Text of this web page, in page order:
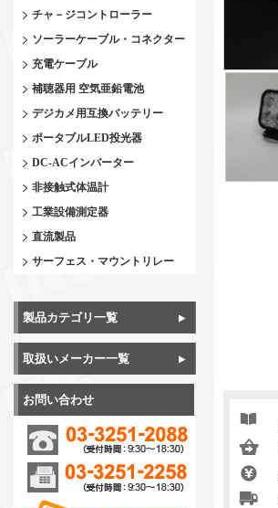
チャ－ジコントローラー
ソーラーケーブル・コネクター
充電ケーブル
補聴器用 空気亜鉛電池
デジカメ用互換バッテリー
ポータブルLED投光器
DC-ACインバーター
非接触式体温計
工業設備測定器
直流製品
サーフェス・マウントリレー
製品カテゴリ一覧
取扱いメーカー一覧
お問い合わせ